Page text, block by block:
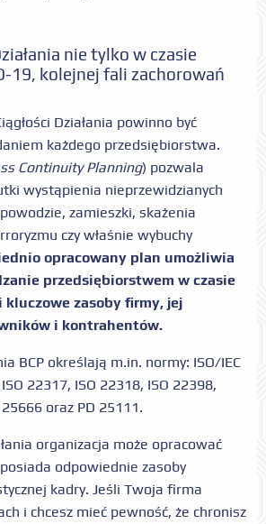
nie tylko w czasie
19, kolejnej fali zachorowań
Działania powinno być
każdego przedsiębiorstwa.
Continuity Planning) pozwala
wystąpienia nieprzewidzianych
zamieszki, skażenia
czy właśnie wybuchy
opracowany plan umożliwia
przedsiębiorstwem w czasie
kluczowe zasoby firmy, jej
i kontrahentów.
BCP określają m.in. normy: ISO/IEC
22317, ISO 22318, ISO 22398,
oraz PD 25111.
organizacja może opracować
odpowiednie zasoby
kadry. Jeśli Twoja firma
i chcesz mieć pewność, że chronisz